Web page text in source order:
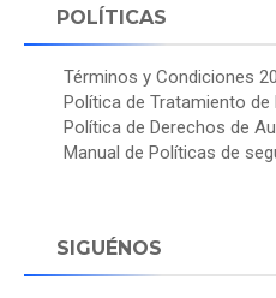
POLÍTICAS
Términos y Condiciones
Política de Tratamiento
Política de Derechos de
Manual de Políticas de
SIGUÉNOS